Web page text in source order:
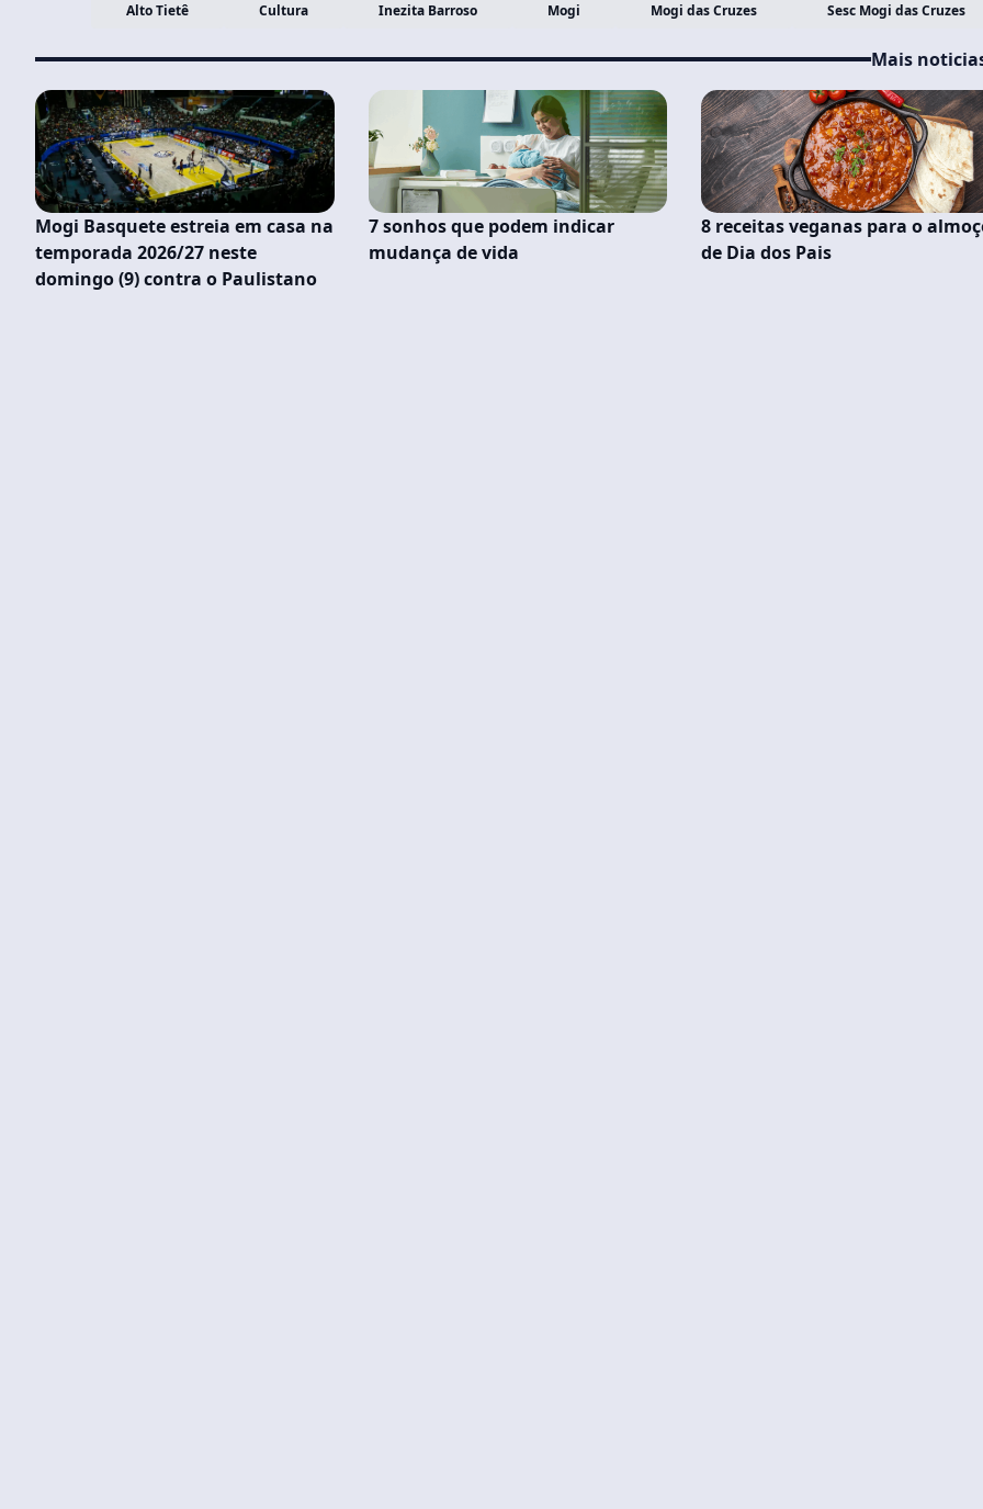
Alto Tietê Cultura Inezita Barroso Mogi Mogi das Cruzes Sesc Mogi das Cruzes
Mais
Mogi Basquete estreia em casa na
temporada 2026/27 neste
domingo (9) contra o Paulistano
7 sonhos que podem indicar
mudança de vida
8 receitas veganas para o
de Dia dos Pais